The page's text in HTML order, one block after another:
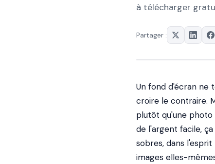
à télécharger
Partager :
Un fond d'écran ne
croire le contraire.
plutôt qu'une photo
de l'argent facile,
sobres, dans
images elles-